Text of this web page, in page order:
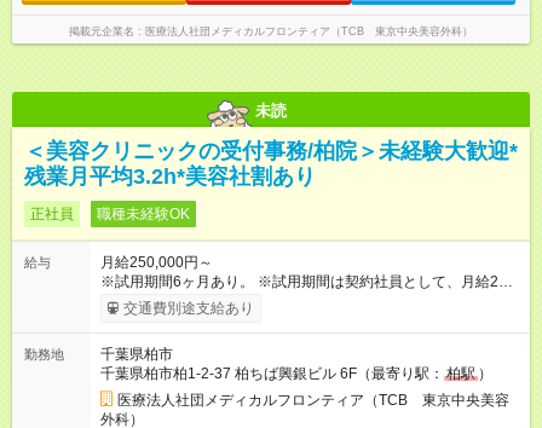
境です。
掲載元企業名 医療法人社団メディカルフロンティア（TCB 東京中央美容外科）
未読
＜美容クリニックの受付事務/柏院＞未経験大歓迎*
残業月平均3.2h*美容社割あり
正社員 職種未経験OK
給与
月給250,000円～
※試用期間6ヶ月あり。 ※試用期間は契約社員として、月給22万
円＋各種手当となります。 ※想定年収には賞与+インセンティブ
を含みます。 ◆残業手当は1分単位で全額支給 【試用期間】試用
時と異なる部分があります。 雇用形態：中途採用（契約社員）
給与：月給 220,000円以上
交通費別途支給あり
勤務地
千葉県柏市
千葉県柏市柏1-2-37 柏ちば興銀ビル 6F（最寄り駅： 柏駅 ）
医療法人社団メディカルフロンティア（TCB 東京中央美容
外科）